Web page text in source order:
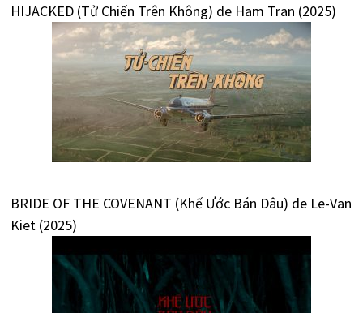
HIJACKED (Tử Chiến Trên Không) de Ham Tran (2025)
BRIDE OF THE COVENANT (Khế Ước Bán Dâu) de Le-Van
Kiet (2025)